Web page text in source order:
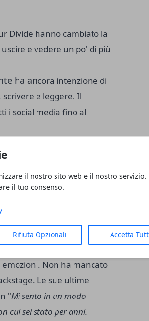
il nostro sito web e il nostro servizio.
il tuo consenso.
Rifiuta Opzionali Accetta
Divide hanno cambiato la
e vedere un po' di più
ha ancora intenzione di
e leggere. Il
i social media fino al
di un pubblico
musica quando sarà
avere poi domani
detto alla folla
natale di Ipswich, che
famiglia.
Non ha mancato
Le sue ultime
"Mi sento in un modo
cui sei stato per anni.